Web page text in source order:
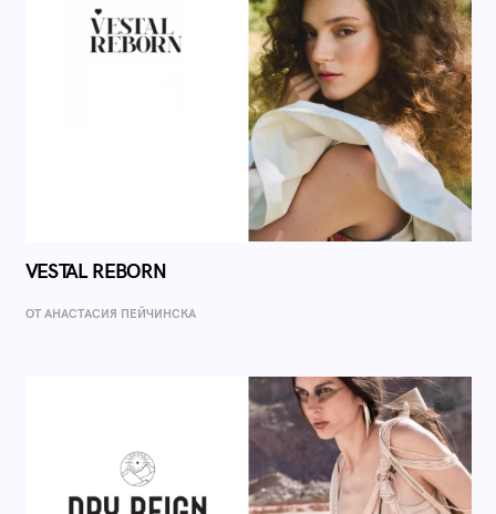
VESTAL REBORN
ОТ AНАСТАСИЯ ПЕЙЧИНСКА